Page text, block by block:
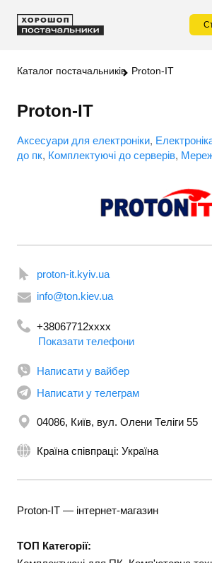
Каталог постачальників Proton-IT
Proton-IT
Аксесуари для електроніки
до пк Комплектуючі до серверів
proton-it.kyiv.ua
info@ton.kiev.ua
+38067712xxxx
+380501328530
Показати телефони
Написати у вайбер
Написати у телеграм
04086, Київ, вул. Олени Телiги 55
Країна співпраці: Україна
Proton-IT — інтернет-магазин
ТОП Категорії: